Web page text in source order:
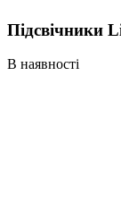
Підсвічники
В наявності